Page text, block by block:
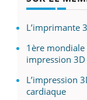
L’imprimante
1ère
impression 3D
L’impression
cardiaque